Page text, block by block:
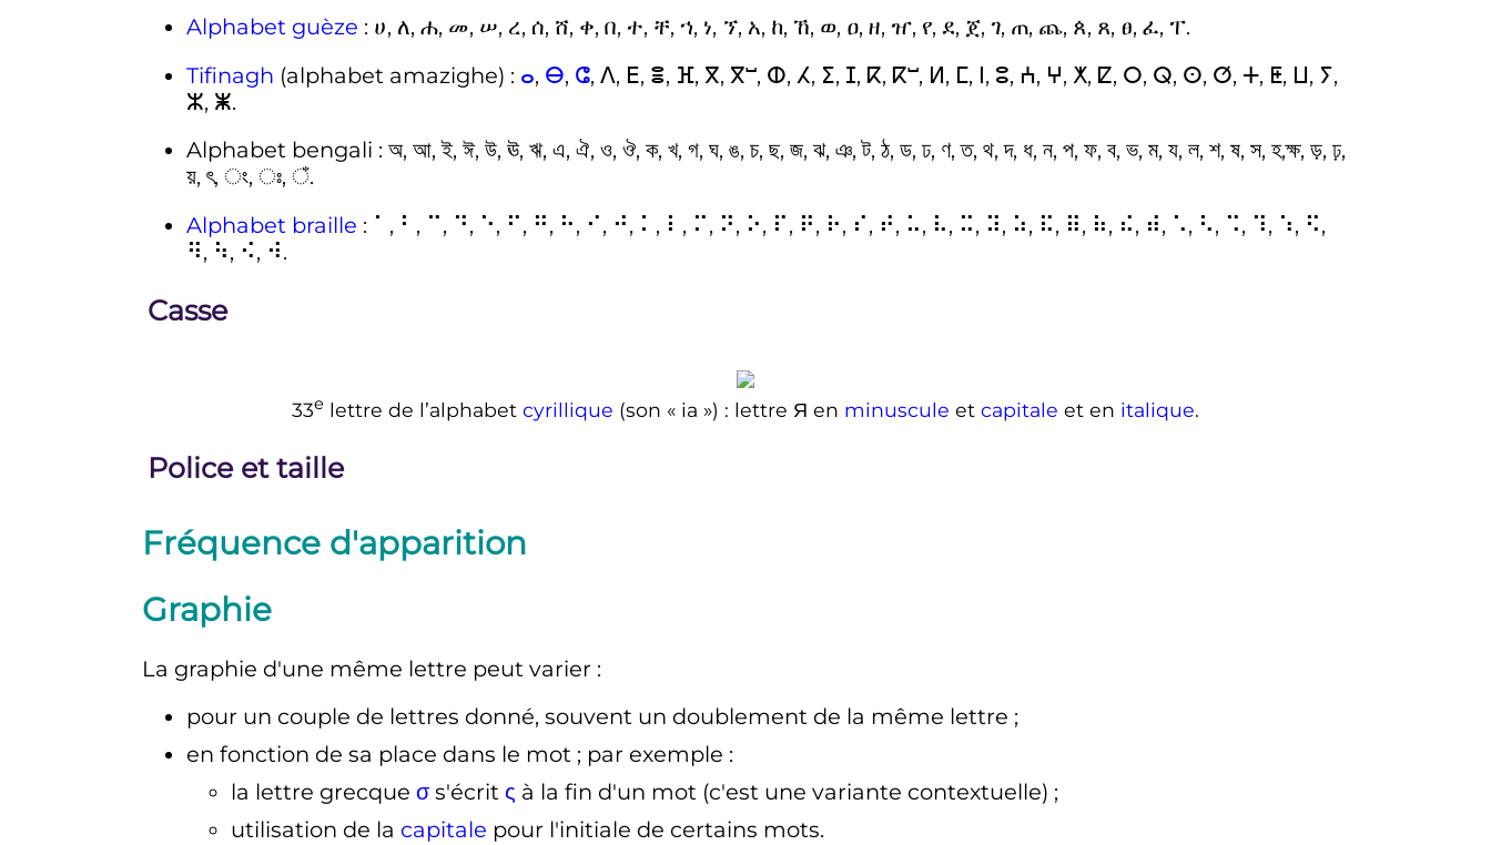
Alphabet guèze : ሀ, ለ, ሐ, መ, ሠ, ረ, ሰ, ሸ, ቀ, በ, ተ, ቸ, ኀ, ነ, ኘ, አ, ከ, ኸ, ወ, ዐ, ዘ, ዠ, የ, ደ, ጀ, ገ, ጠ, ጨ, ጰ, ጸ, ፀ, ፈ, ፐ.
Tifinagh (alphabet amazighe) : ⴰ, ⴱ, ⵛ, ⴷ, ⴹ, ⴻ, ⴼ, ⴳ, ⴳⵯ, ⵀ, ⵃ, ⵉ, ⵊ, ⴽ, ⴽⵯ, ⵍ, ⵎ, ⵏ, ⵓ, ⵄ, ⵖ, ⵅ, ⵇ, ⵔ, ⵕ, ⵙ, ⵚ, ⵜ, ⵟ, ⵡ, ⵢ,
ⵣ, ⵥ.
Alphabet bengali : অ, আ, ই, ঈ, উ, ঊ, ঋ, এ, ঐ, ও, ঔ, ক, খ, গ, ঘ, ঙ, চ, ছ, জ, ঝ, ঞ, ট, ঠ, ড, ঢ, ণ, ত, থ, দ, ধ, ন, প, ফ, ব, ভ, ম, য, ল, শ, ষ, স, হ,ক্ষ, ড়, ঢ়,
য়, ৎ, ং, ঃ, ঁ.
Alphabet braille : ⠁, ⠃, ⠉, ⠙, ⠑, ⠋, ⠛, ⠓, ⠊, ⠚, ⠅, ⠇, ⠍, ⠝, ⠕, ⠏, ⠟, ⠗, ⠎, ⠞, ⠥, ⠧, ⠭, ⠽, ⠵, ⠯, ⠿, ⠷, ⠮, ⠾, ⠡, ⠣, ⠩, ⠹, ⠱, ⠫,
⠻, ⠳, ⠪, ⠺.
Casse
33e lettre de l’alphabet cyrillique (son « ia ») : lettre Я en minuscule et capitale et en italique.
Police et taille
Fréquence d'apparition
Graphie
La graphie d'une même lettre peut varier :
pour un couple de lettres donné, souvent un doublement de la même lettre ;
en fonction de sa place dans le mot ; par exemple :
la lettre grecque σs'écrit ς à la fin d'un mot (c'est une variante contextuelle) ;
utilisation de la capitale pour l'initiale de certains mots.